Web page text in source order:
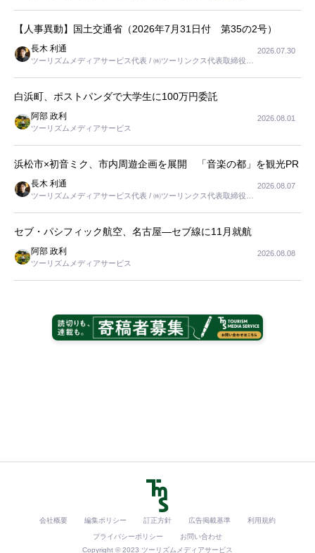
【人事異動】国土交通省（2026年7月31日付 第35の2号）
長木 利通
ツーリズムメディアサービス代表 / ㈱ツーリンクス代表取締役社
2026.07.30
白浜町、ポストパンダで大学生に100万円委託
阿部 政利
ツーリズムメディアサービス
2026.08.01
浜松市×初音ミク、市内周遊企画を展開 「音楽の都」を観光PR
長木 利通
ツーリズムメディアサービス代表 / ㈱ツーリンクス代表取締役社
2026.08.07
セブ・パシフィック航空、名古屋―セブ線に11月就航
阿部 政利
ツーリズムメディアサービス
2026.08.08
会社概要 編集ポリシー 訂正方針 広告掲載基準 利用規約
プライバシーポリシー
お問い合わせ
Copyright © 2023 ツーリズムメディアサービス